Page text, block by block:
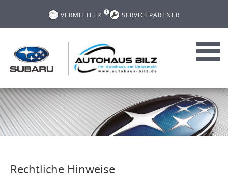
VERMITTLER SERVICEPARTNER
Rechtliche Hinweise